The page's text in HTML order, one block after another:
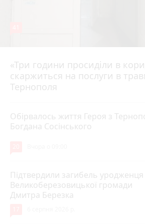
«Три години просиділи в
скаржиться на послуги в
Тернополя
Вчора о 13:05
Обірвалось життя Героя з
Богдана Сосінського
Підтвердили загибель уродженця
Великоберезовицької громади
Дмитра Березка